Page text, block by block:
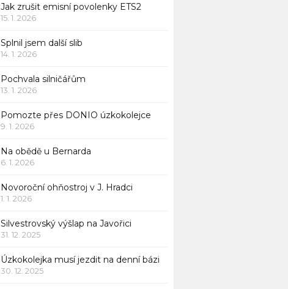
Jak zrušit emisní povolenky ETS2
15. 1. 2026
Splnil jsem další slib
14. 1. 2026
Pochvala silničářům
13. 1. 2026
Pomozte přes DONIO úzkokolejce
9. 1. 2026
Na obědě u Bernarda
6. 1. 2026
Novoroční ohňostroj v J. Hradci
1. 1. 2026
Silvestrovský výšlap na Javořici
31. 12. 2025
Úzkokolejka musí jezdit na denní bázi
30. 12. 2025